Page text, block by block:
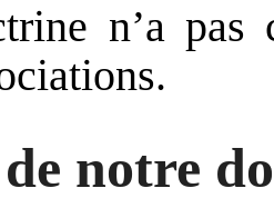
n’a pas
notre